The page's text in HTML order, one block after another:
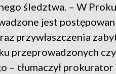
śledztwa. – W
jest
przywłaszczenia
przeprowadzonych
tłumaczył